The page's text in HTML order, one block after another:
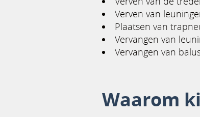
Verven van
Plaatsen van
Vervangen van
Vervangen van
Waarom